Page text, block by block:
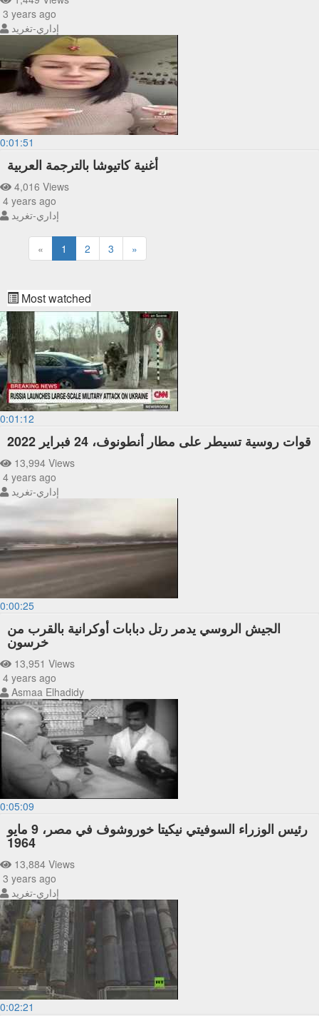
3 years ago
إداري-تغريد
0:01:51
أغنية كاتيوشا بالترجمة العربية
4,016 Views
4 years ago
إداري-تغريد
« 1 2 3 »
Most watched
0:01:12
قوات روسية تسيطر على مطار أنطونوف، 24 فبراير 2022
13,994 Views
4 years ago
إداري-تغريد
0:00:25
الجيش الروسي يدمر رتل دبابات أوكرانية بالقرب من
خرسون
13,951 Views
4 years ago
Asmaa Elhadidy
0:05:09
رئيس الوزراء السوفيتي نيكيتا خوروشوف في مصر، 9 مايو
1964
13,884 Views
3 years ago
إداري-تغريد
0:02:21